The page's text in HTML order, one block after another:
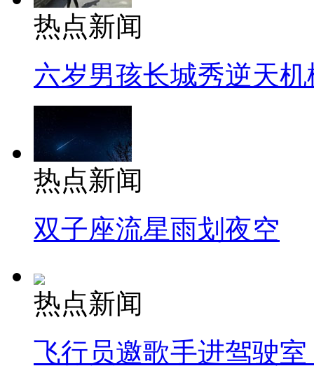
热点新闻
六岁男孩长城秀逆天机
热点新闻
双子座流星雨划夜空
热点新闻
飞行员邀歌手进驾驶